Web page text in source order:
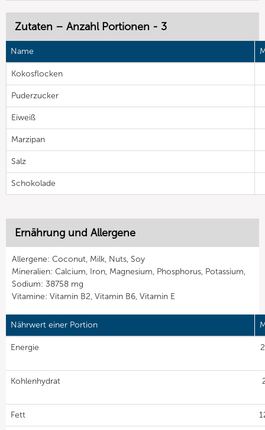
Zutaten – Anzahl Portionen - 3
Name
Kokosflocken
Puderzucker
Eiweiß
Marzipan
Salz
Schokolade
Ernährung und Allergene
Allergene: Coconut, Milk, Nuts, Soy
Mineralien: Calcium, Iron, Magnesium, Phosphorus, Potassium,
Sodium: 38758 mg
Vitamine: Vitamin B2, Vitamin B6, Vitamin E
Nährwert einer Portion
Energie
Kohlenhydrat
Fett